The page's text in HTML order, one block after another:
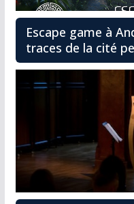
Escape game à
traces de la cité